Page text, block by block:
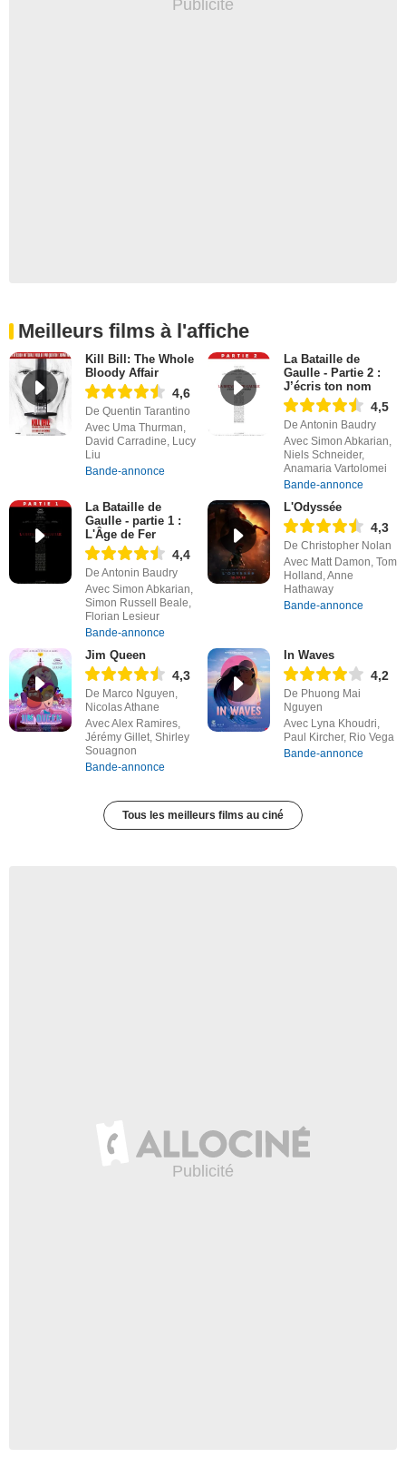
Meilleurs films à l'affiche
Kill Bill: The Whole
Bloody Affair
4,6
De Quentin Tarantino
Avec Uma Thurman,
David Carradine, Lucy
Liu
Bande-annonce
La Bataille de
Gaulle - Partie 2 :
J’écris ton nom
4,5
De Antonin Baudry
Avec Simon Abkarian,
Niels Schneider,
Anamaria Vartolomei
Bande-annonce
La Bataille de
Gaulle - partie 1 :
L'Âge de Fer
4,4
De Antonin Baudry
Avec Simon Abkarian,
Simon Russell Beale,
Florian Lesieur
Bande-annonce
L'Odyssée
4,3
De Christopher Nolan
Avec Matt Damon, Tom
Holland, Anne
Hathaway
Bande-annonce
Jim Queen
4,3
De Marco Nguyen,
Nicolas Athane
Avec Alex Ramires,
Jérémy Gillet, Shirley
Souagnon
Bande-annonce
In Waves
4,2
De Phuong Mai
Nguyen
Avec Lyna Khoudri,
Paul Kircher, Rio Vega
Bande-annonce
Tous les meilleurs films au ciné